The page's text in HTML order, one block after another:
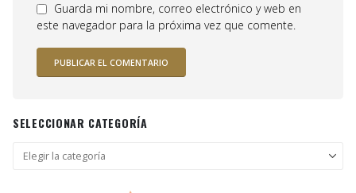
Guarda mi nombre, correo electrónico y web en
este navegador para la próxima vez que comente.
SELECCIONAR CATEGORÍA
Seleccionar
categoría